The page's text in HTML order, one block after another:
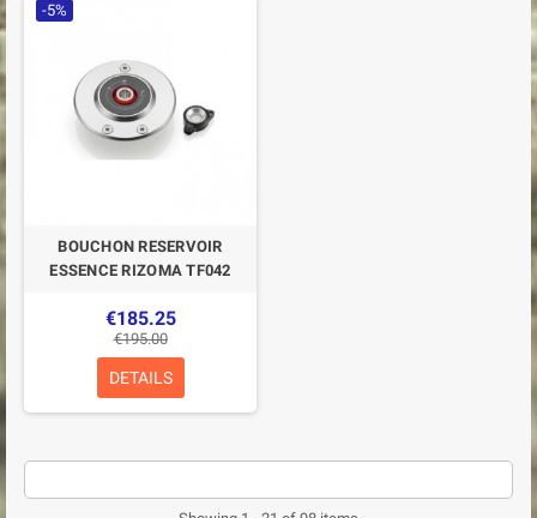
-5%
BOUCHON RESERVOIR
ESSENCE RIZOMA TF042
€185.25
€195.00
DETAILS